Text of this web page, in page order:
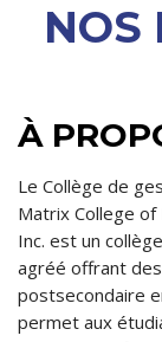
NOS
À
Le Collège de
Matrix College
Inc. est un
agréé offrant
postsecondaire
permet aux